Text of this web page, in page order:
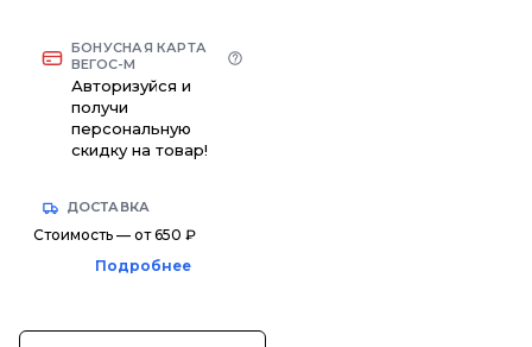
БОНУСНАЯ КАРТА
ВЕГОС-М
Авторизуйся и
получи
персональную
скидку на товар!
ДОСТАВКА
Стоимость — от 650 ₽
Подробнее